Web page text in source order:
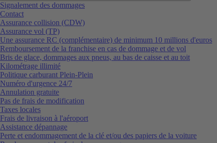
Signalement des dommages
Contact
Assurance collision (CDW)
Assurance vol (TP)
Une assurance RC (complémentaire) de minimum 10 millions d'euros
Remboursement de la franchise en cas de dommage et de vol
Bris de glace, dommages aux pneus, au bas de caisse et au toit
Kilométrage illimité
Politique carburant Plein-Plein
Numéro d'urgence 24/7
Annulation gratuite
Pas de frais de modification
Taxes locales
Frais de livraison à l'aéroport
Assistance dépannage
Perte et endommagement de la clé et/ou des papiers de la voiture